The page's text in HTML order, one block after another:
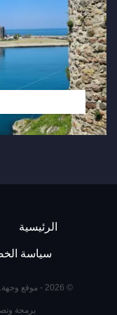
الرئيسية
سياسة
© 2026 - موقع وجهة
برمجة